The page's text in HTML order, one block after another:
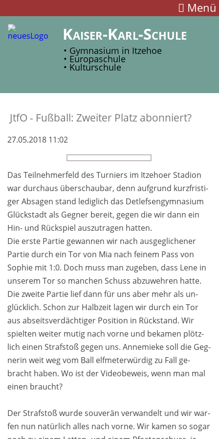
Menü
Kaiser-Karl-Schule
• Gymnasium in Itzehoe
• Europaschule
• Kulturschule
JtfO - Fuß­ball: Zwei­ter Platz a­bon­niert?
27.05.2018 11:02
Das Teilnehmer­feld des Tur­niers im Itze­hoer Sta­dion
war durch­aus über­schau­bar, denn auf­grund kurz­fristi­
ger Ab­sagen stand ledig­lich das Detlef­sen­gym­na­sium
Glück­stadt als Geg­ner bereit, ge­gen die wir dann ein
Hin- und Rück­spiel aus­zutra­gen hatten.
Die erste Par­tie ge­wan­nen wir nach aus­ge­gliche­ner
Par­tie durch ein Tor von Mia nach feinem Pass von
Sophie mit 1:0. Doch muss man zuge­ben, dass Lene in
un­serem Tor so man­chen Schuss ab­zu­wehren hatte.
Die zweite Par­tie lief dann für uns aber mehr als un­
glücklich. Schon zur Halb­zeit lagen wir durch ein Tor
aus abseitsverdächtiger Po­sition in Rück­stand. Wir
spiel­ten weiter mu­tig nach vorne und be­kamen plötz­
lich einen Straf­stoß gegen uns. Anne­mieke soll die Geg­
nerin weit weg vom Ball elf­meter­würdig zu Fall ge­
bracht haben. Wo ist der Vi­deobe­weis, wenn man mal
ei­nen braucht?
Der Straf­stoß wurde sou­verän ver­wandelt und wir war­
fen nun natür­lich alles nach vorne. Wir ka­men so sogar